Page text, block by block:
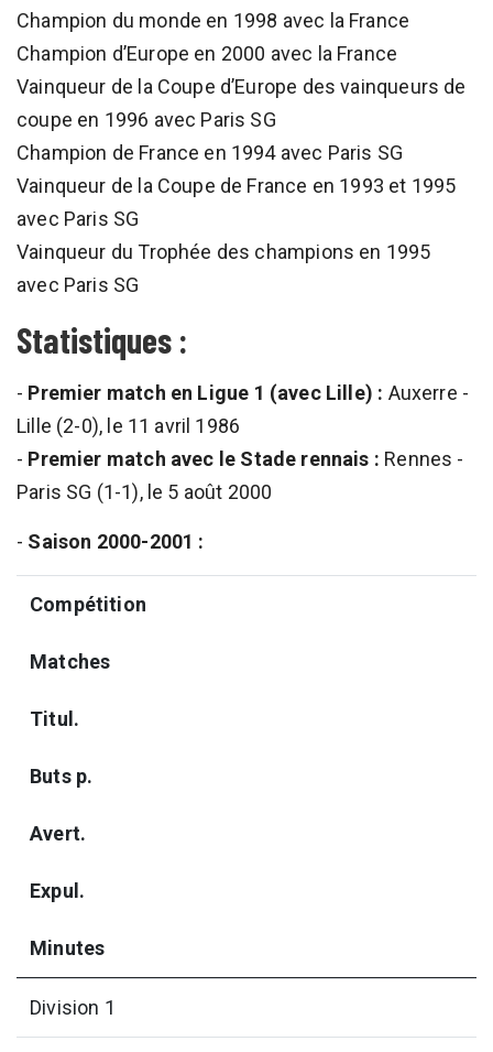
Champion du monde en 1998 avec la France
Champion d’Europe en 2000 avec la France
Vainqueur de la Coupe d’Europe des vainqueurs de
coupe en 1996 avec Paris SG
Champion de France en 1994 avec Paris SG
Vainqueur de la Coupe de France en 1993 et 1995
avec Paris SG
Vainqueur du Trophée des champions en 1995
avec Paris SG
Statistiques :
- Premier match en Ligue 1 (avec Lille) : Auxerre -
Lille (2-0), le 11 avril 1986
- Premier match avec le Stade rennais : Rennes -
Paris SG (1-1), le 5 août 2000
- Saison 2000-2001 :
Compétition
Matches
Titul.
Buts p.
Avert.
Expul.
Minutes
Division 1